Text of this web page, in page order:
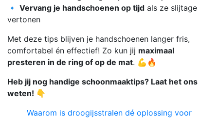
🔹 Vervang je handschoenen op tijd als ze slijtage
vertonen
Met deze tips blijven je handschoenen langer fris,
comfortabel én effectief! Zo kun jij maximaal
presteren in de ring of op de mat. 💪🔥
Heb jij nog handige schoonmaaktips? Laat het ons
weten! 👇
Waarom is droogijsstralen dé oplossing voor